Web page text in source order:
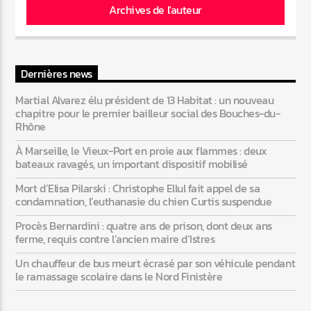
Archives de l'auteur
Dernières news
Martial Alvarez élu président de 13 Habitat : un nouveau
chapitre pour le premier bailleur social des Bouches-du-
Rhône
À Marseille, le Vieux-Port en proie aux flammes : deux
bateaux ravagés, un important dispositif mobilisé
Mort d’Elisa Pilarski : Christophe Ellul fait appel de sa
condamnation, l’euthanasie du chien Curtis suspendue
Procès Bernardini : quatre ans de prison, dont deux ans
ferme, requis contre l’ancien maire d’Istres
Un chauffeur de bus meurt écrasé par son véhicule pendant
le ramassage scolaire dans le Nord Finistère